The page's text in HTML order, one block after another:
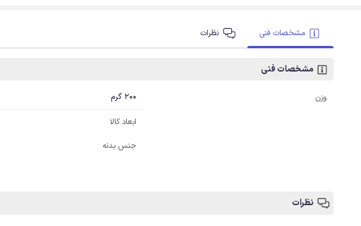
مشخصات فنی نظرات
مشخصات فنی
وزن 200 گرم
ابعاد کالا
جنس بدنه
نظرات